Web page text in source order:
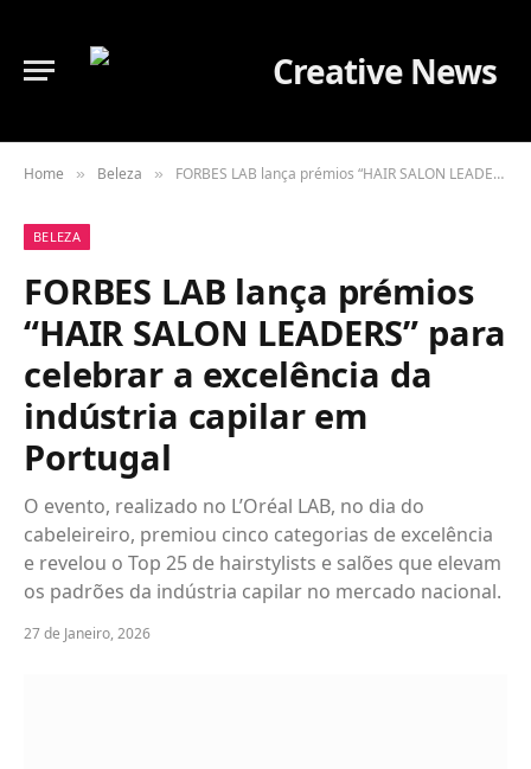
Home » Beleza » FORBES LAB lança prémios “HAIR SALON LEADERS” para celebrar a excelência da indústria capilar em Portugal
BELEZA
FORBES LAB lança prémios
“HAIR SALON LEADERS” para
celebrar a excelência da
indústria capilar em
Portugal
O evento, realizado no L’Oréal LAB, no dia do
cabeleireiro, premiou cinco categorias de excelência
e revelou o Top 25 de hairstylists e salões que elevam
os padrões da indústria capilar no mercado nacional.
27 de Janeiro, 2026